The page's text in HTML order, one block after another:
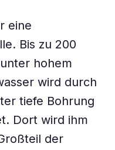
eine
Bis zu 200
hohem
wird durch
tiefe Bohrung
Dort wird ihm
der